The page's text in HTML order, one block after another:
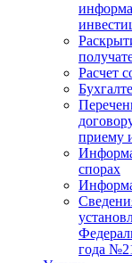
Расчет
приему
спорах
года